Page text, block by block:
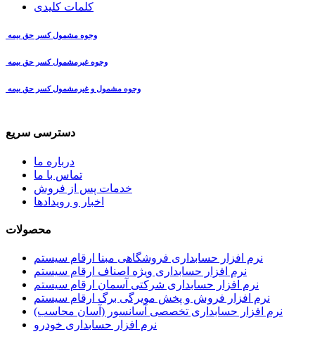
کلمات کلیدی
وجوه مشمول کسر حق بیمه
وجوه غیرمشمول کسر حق بیمه
وجوه مشمول و غیرمشمول کسر حق بیمه
دسترسی سریع
درباره ما
تماس با ما
خدمات پس از فروش
اخبار و رویدادها
محصولات
نرم افزار حسابداری فروشگاهی مبنا ارقام سیستم
نرم افزار حسابداری ویژه اصناف ارقام سیستم
نرم افزار حسابداری شرکتی آسمان ارقام سیستم
نرم افزار فروش و پخش مویرگی برگ ارقام سیستم
نرم افزار حسابداری تخصصی آسانسور (آسان محاسب)
نرم افزار حسابداری خودرو